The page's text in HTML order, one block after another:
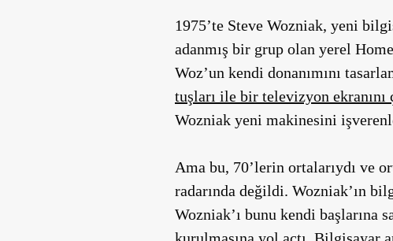
1975’te Steve Wozniak, yeni
adanmış bir grup olan yerel
Woz’un kendi donanımını
tuşları ile bir televizyon ekranını
Wozniak yeni makinesini
Ama bu, 70’lerin ortalarıydı ve
radarında değildi. Wozniak’ın
Wozniak’ı bunu kendi başlarına